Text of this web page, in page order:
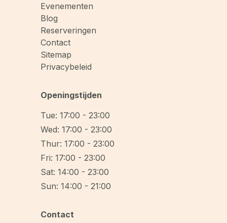
Evenementen
Blog
Reserveringen
Contact
Sitemap
Privacybeleid
Openingstijden
Tue: 17:00 - 23:00
Wed: 17:00 - 23:00
Thur: 17:00 - 23:00
Fri: 17:00 - 23:00
Sat: 14:00 - 23:00
Sun: 14:00 - 21:00
Contact